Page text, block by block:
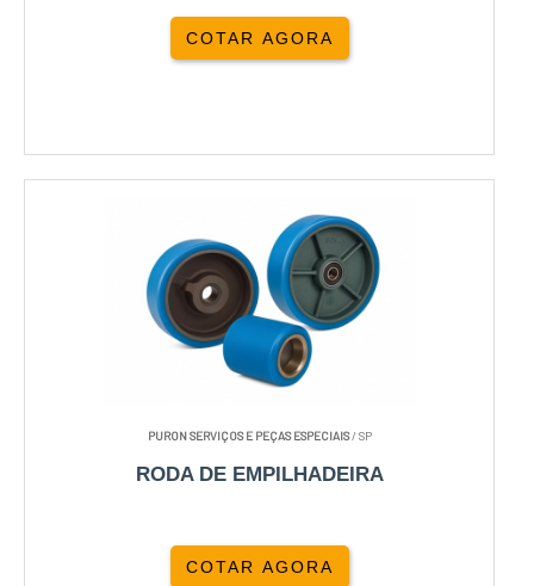
COTAR AGORA
PURON SERVIÇOS E PEÇAS ESPECIAIS/ SP
RODA DE EMPILHADEIRA
COTAR AGORA